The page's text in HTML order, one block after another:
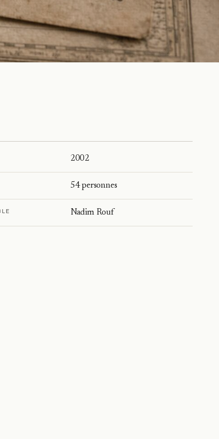
2002
54 personnes
Nadim Rouf